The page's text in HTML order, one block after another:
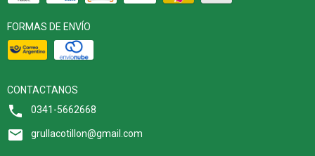
FORMAS DE ENVÍO
CONTACTANOS
0341-5662668
grullacotillon@gmail.com